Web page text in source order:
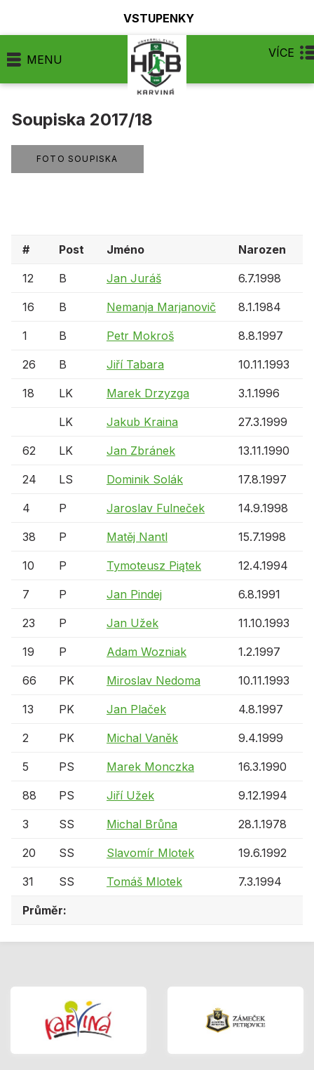
VSTUPENKY
MENU VÍCE
Soupiska 2017/18
FOTO SOUPISKA
# Post Jméno Narozen
12 B Jan Juráš 6.7.1998
16 B Nemanja Marjanovič 8.1.1984
1 B Petr Mokroš 8.8.1997
26 B Jiří Tabara 10.11.1993
18 LK Marek Drzyzga 3.1.1996
LK Jakub Kraina 27.3.1999
62 LK Jan Zbránek 13.11.1990
24 LS Dominik Solák 17.8.1997
4 P Jaroslav Fulneček 14.9.1998
38 P Matěj Nantl 15.7.1998
10 P Tymoteusz Piątek 12.4.1994
7 P Jan Pindej 6.8.1991
23 P Jan Užek 11.10.1993
19 P Adam Wozniak 1.2.1997
66 PK Miroslav Nedoma 10.11.1993
13 PK Jan Plaček 4.8.1997
2 PK Michal Vaněk 9.4.1999
5 PS Marek Monczka 16.3.1990
88 PS Jiří Užek 9.12.1994
3 SS Michal Brůna 28.1.1978
20 SS Slavomír Mlotek 19.6.1992
31 SS Tomáš Mlotek 7.3.1994
Průměr: